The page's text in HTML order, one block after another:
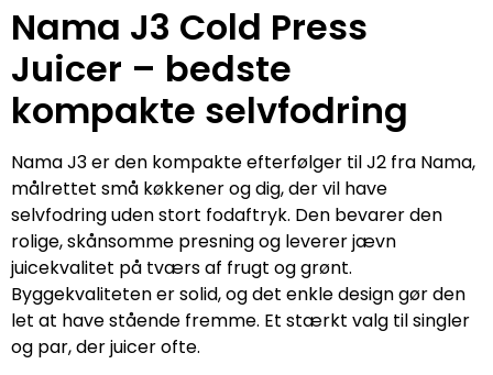
Nama J3 Cold Press
Juicer – bedste
kompakte selvfodring
Nama J3 er den kompakte efterfølger til J2 fra Nama,
målrettet små køkkener og dig, der vil have
selvfodring uden stort fodaftryk. Den bevarer den
rolige, skånsomme presning og leverer jævn
juicekvalitet på tværs af frugt og grønt.
Byggekvaliteten er solid, og det enkle design gør den
let at have stående fremme. Et stærkt valg til singler
og par, der juicer ofte.